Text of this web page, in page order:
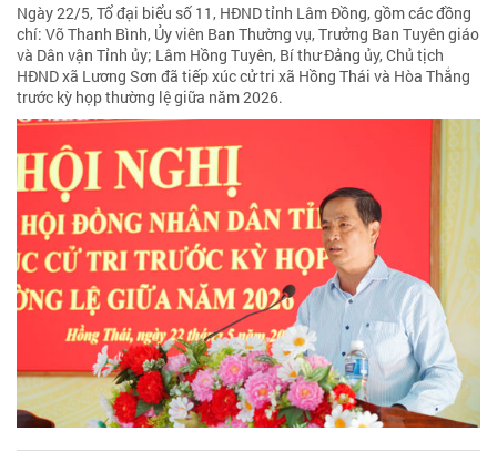
Ngày 22/5, Tổ đại biểu số 11, HĐND tỉnh Lâm Đồng, gồm các đồng
chí: Võ Thanh Bình, Ủy viên Ban Thường vụ, Trưởng Ban Tuyên giáo
và Dân vận Tỉnh ủy; Lâm Hồng Tuyên, Bí thư Đảng ủy, Chủ tịch
HĐND xã Lương Sơn đã tiếp xúc cử tri xã Hồng Thái và Hòa Thắng
trước kỳ họp thường lệ giữa năm 2026.